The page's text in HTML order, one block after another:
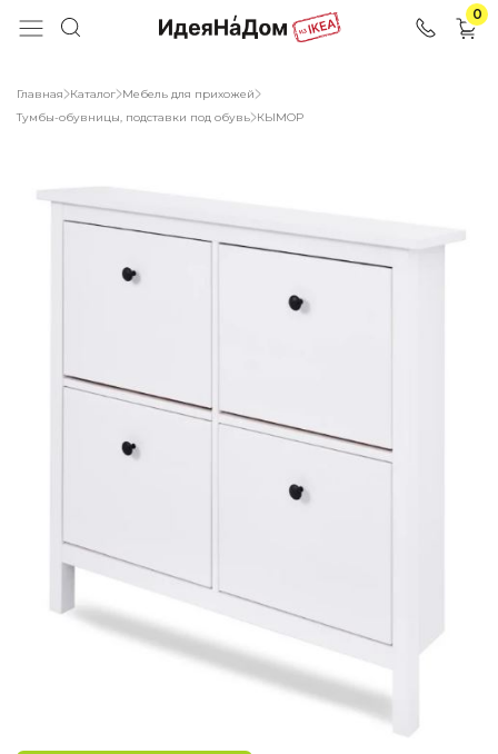
0
Главная Каталог Мебель для прихожей
Тумбы-обувницы, подставки под обувь КЫМОР